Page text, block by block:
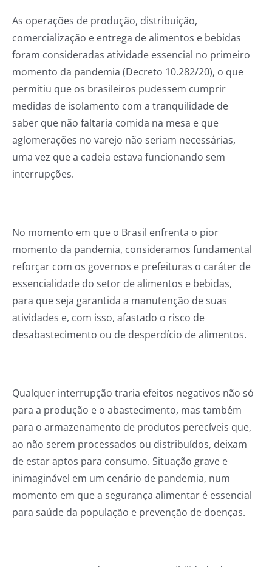
As operações de produção, distribuição,
comercialização e entrega de alimentos e bebidas
foram consideradas atividade essencial no primeiro
momento da pandemia (Decreto 10.282/20), o que
permitiu que os brasileiros pudessem cumprir
medidas de isolamento com a tranquilidade de
saber que não faltaria comida na mesa e que
aglomerações no varejo não seriam necessárias,
uma vez que a cadeia estava funcionando sem
interrupções.
No momento em que o Brasil enfrenta o pior
momento da pandemia, consideramos fundamental
reforçar com os governos e prefeituras o caráter de
essencialidade do setor de alimentos e bebidas,
para que seja garantida a manutenção de suas
atividades e, com isso, afastado o risco de
desabastecimento ou de desperdício de alimentos.
Qualquer interrupção traria efeitos negativos não só
para a produção e o abastecimento, mas também
para o armazenamento de produtos perecíveis que,
ao não serem processados ou distribuídos, deixam
de estar aptos para consumo. Situação grave e
inimaginável em um cenário de pandemia, num
momento em que a segurança alimentar é essencial
para saúde da população e prevenção de doenças.